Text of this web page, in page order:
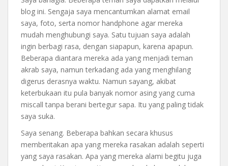
blog ini. Sengaja saya mencantumkan alamat email
saya, foto, serta nomor handphone agar mereka
mudah menghubungi saya. Satu tujuan saya adalah
ingin berbagi rasa, dengan siapapun, karena apapun.
Beberapa diantara mereka ada yang menjadi teman
akrab saya, namun terkadang ada yang menghilang
digerus derasnya waktu. Namun sayang, akibat
keterbukaan itu pula banyak nomor asing yang cuma
miscall tanpa berani bertegur sapa. Itu yang paling tidak
saya suka.
Saya senang. Beberapa bahkan secara khusus
memberitakan apa yang mereka rasakan adalah seperti
yang saya rasakan. Apa yang mereka alami begitu juga